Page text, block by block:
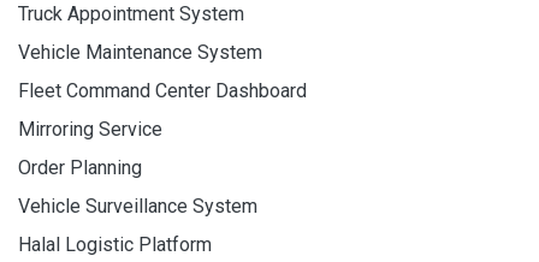
Truck Appointment System
Vehicle Maintenance System
Fleet Command Center Dashboard
Mirroring Service
Order Planning
Vehicle Surveillance System
Halal Logistic Platform